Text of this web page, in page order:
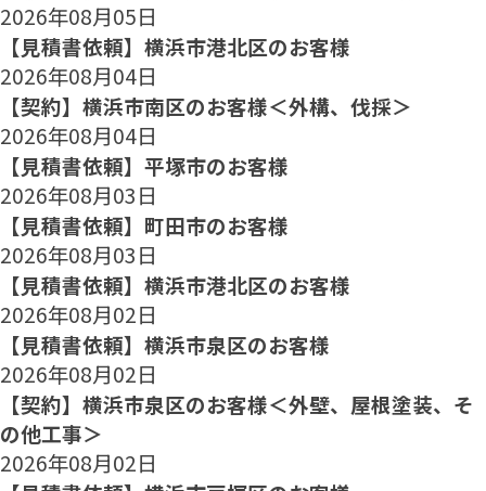
2026年08月05日
【見積書依頼】横浜市港北区のお客様
2026年08月04日
【契約】横浜市南区のお客様＜外構、伐採＞
2026年08月04日
【見積書依頼】平塚市のお客様
2026年08月03日
【見積書依頼】町田市のお客様
2026年08月03日
【見積書依頼】横浜市港北区のお客様
2026年08月02日
【見積書依頼】横浜市泉区のお客様
2026年08月02日
【契約】横浜市泉区のお客様＜外壁、屋根塗装、そ
の他工事＞
2026年08月02日